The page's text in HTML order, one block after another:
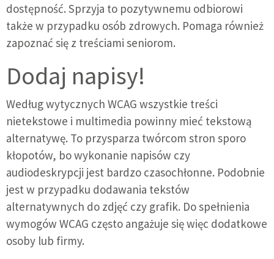
dostępność. Sprzyja to pozytywnemu odbiorowi
także w przypadku osób zdrowych. Pomaga również
zapoznać się z treściami seniorom.
Dodaj napisy!
Według wytycznych WCAG wszystkie treści
nietekstowe i multimedia powinny mieć tekstową
alternatywę. To przysparza twórcom stron sporo
kłopotów, bo wykonanie napisów czy
audiodeskrypcji jest bardzo czasochłonne. Podobnie
jest w przypadku dodawania tekstów
alternatywnych do zdjęć czy grafik. Do spełnienia
wymogów WCAG często angażuje się więc dodatkowe
osoby lub firmy.